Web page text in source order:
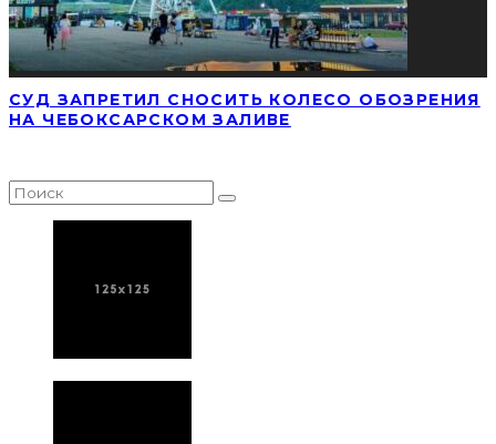
СУД ЗАПРЕТИЛ СНОСИТЬ КОЛЕСО ОБОЗРЕНИЯ
НА ЧЕБОКСАРСКОМ ЗАЛИВЕ